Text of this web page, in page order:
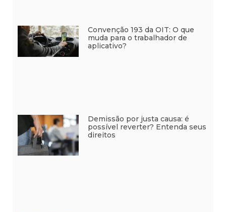
Convenção 193 da OIT: O que
muda para o trabalhador de
aplicativo?
Demissão por justa causa: é
possível reverter? Entenda seus
direitos